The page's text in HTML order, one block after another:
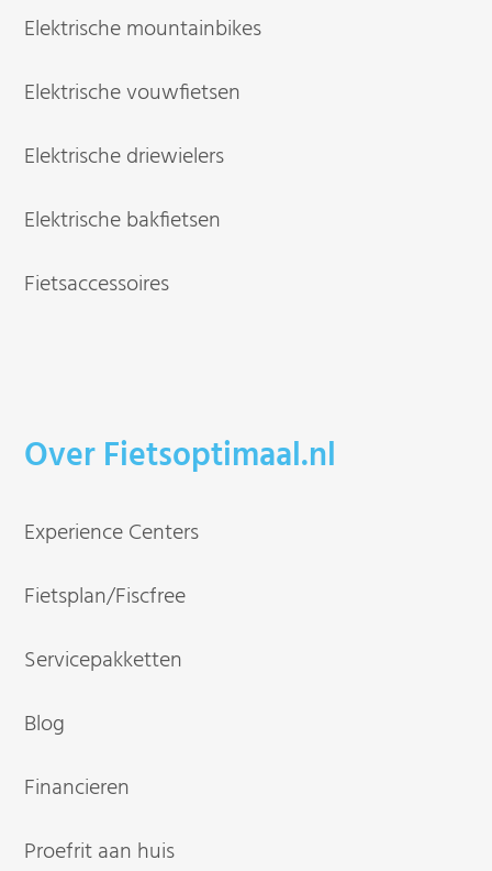
Elektrische mountainbikes
Elektrische vouwfietsen
Elektrische driewielers
Elektrische bakfietsen
Fietsaccessoires
Over Fietsoptimaal.nl
Experience Centers
Fietsplan/Fiscfree
Servicepakketten
Blog
Financieren
Proefrit aan huis